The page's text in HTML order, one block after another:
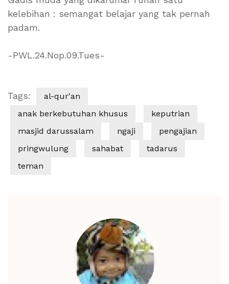
kelebihan : semangat belajar yang tak pernah
padam.
-PWL.24.Nop.09.Tues-
Tags:
al-qur'an
anak berkebutuhan khusus
keputrian
masjid darussalam
ngaji
pengajian
pringwulung
sahabat
tadarus
teman